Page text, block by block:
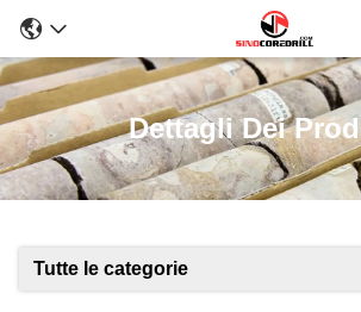
Dettagli Dei
Tutte le categorie